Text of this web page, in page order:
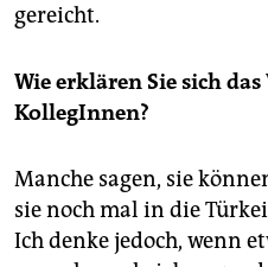
gereicht.
Wie erklären Sie sich
KollegInnen?
Manche sagen, sie
sie noch mal in die
Ich denke jedoch, wenn